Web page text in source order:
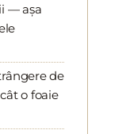
— așa
de
o foaie